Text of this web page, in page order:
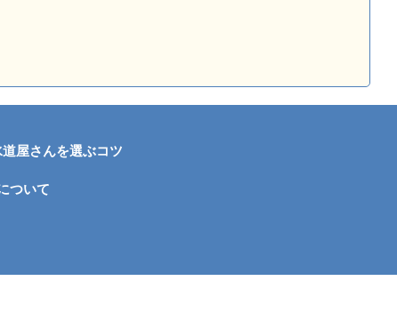
道屋さんを選ぶコツ
ついて